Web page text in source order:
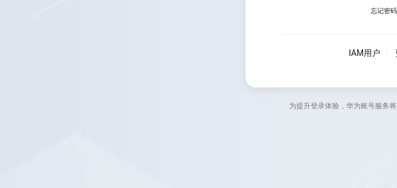
忘记密码
IAM用户
为提升登录体验，华为账号服务